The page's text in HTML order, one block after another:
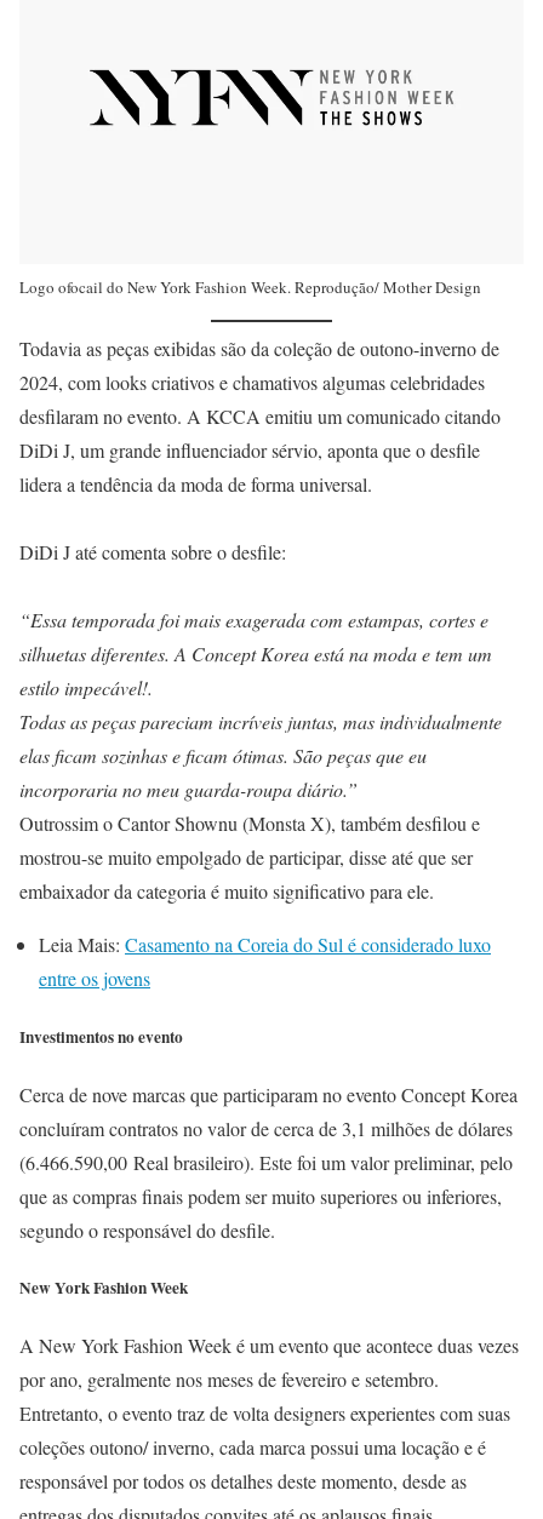
Logo ofocail do New York Fashion Week. Reprodução/ Mother Design
Todavia as peças exibidas são da coleção de outono-inverno de
2024, com looks criativos e chamativos algumas celebridades
desfilaram no evento. A KCCA emitiu um comunicado citando
DiDi J, um grande influenciador sérvio, aponta que o desfile
lidera a tendência da moda de forma universal.
DiDi J até comenta sobre o desfile:
“Essa temporada foi mais exagerada com estampas, cortes e
silhuetas diferentes. A Concept Korea está na moda e tem um
estilo impecável!.
Todas as peças pareciam incríveis juntas, mas individualmente
elas ficam sozinhas e ficam ótimas. São peças que eu
incorporaria no meu guarda-roupa diário.”
Outrossim o Cantor Shownu (Monsta X), também desfilou e
mostrou-se muito empolgado de participar, disse até que ser
embaixador da categoria é muito significativo para ele.
Leia Mais: Casamento na Coreia do Sul é considerado luxo
entre os jovens
Investimentos no evento
Cerca de nove marcas que participaram no evento Concept Korea
concluíram contratos no valor de cerca de 3,1 milhões de dólares
(6.466.590,00 Real brasileiro). Este foi um valor preliminar, pelo
que as compras finais podem ser muito superiores ou inferiores,
segundo o responsável do desfile.
New York Fashion Week
A New York Fashion Week é um evento que acontece duas vezes
por ano, geralmente nos meses de fevereiro e setembro.
Entretanto, o evento traz de volta designers experientes com suas
coleções outono/ inverno, cada marca possui uma locação e é
responsável por todos os detalhes deste momento, desde as